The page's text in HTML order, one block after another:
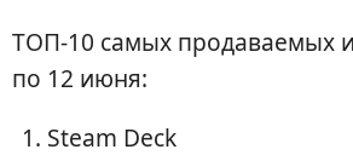
ТОП-10 самых продаваемых
по 12 июня:
Steam Deck